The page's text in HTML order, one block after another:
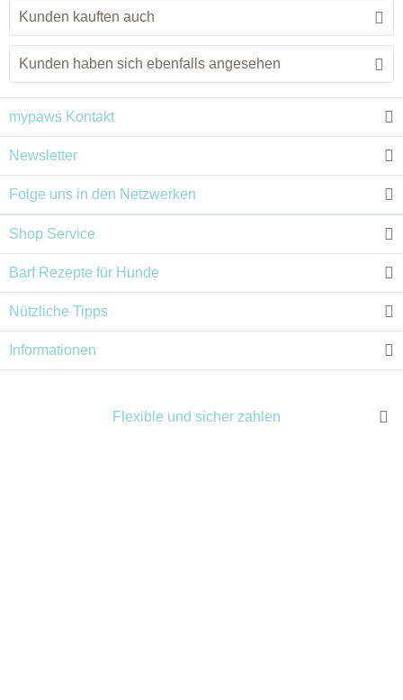
Kunden kauften auch
Kunden haben sich ebenfalls angesehen
mypaws Kontakt
Newsletter
Folge uns in den Netzwerken
Shop Service
Barf Rezepte für Hunde
Nützliche Tipps
Informationen
Flexible und sicher zahlen